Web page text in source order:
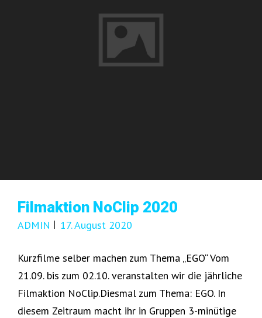
Filmaktion NoClip 2020
ADMIN 17. August 2020
Kurzfilme selber machen zum Thema „EGO“ Vom
21.09. bis zum 02.10. veranstalten wir die jährliche
Filmaktion NoClip.Diesmal zum Thema: EGO. In
diesem Zeitraum macht ihr in Gruppen 3-minütige